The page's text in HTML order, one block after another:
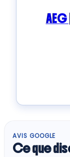
AVIS GOOGLE
Ce que